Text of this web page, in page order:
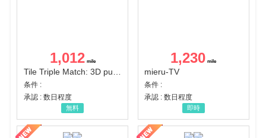
1,012
Tile Triple Match: 3D puzzle
条件 :
承認 : 数日程度
無料
1,230
mieru-TV
条件 :
承認 : 数日程度
即時